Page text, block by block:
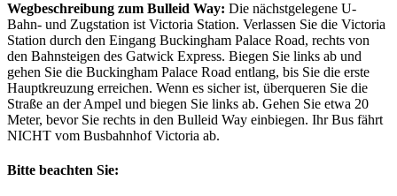
Wegbeschreibung zum Bulleid Way: Die nächstgelegene U-
Bahn- und Zugstation ist Victoria Station. Verlassen Sie die Victoria
Station durch den Eingang Buckingham Palace Road, rechts von
den Bahnsteigen des Gatwick Express. Biegen Sie links ab und
gehen Sie die Buckingham Palace Road entlang, bis Sie die erste
Hauptkreuzung erreichen. Wenn es sicher ist, überqueren Sie die
Straße an der Ampel und biegen Sie links ab. Gehen Sie etwa 20
Meter, bevor Sie rechts in den Bulleid Way einbiegen. Ihr Bus fährt
NICHT vom Busbahnhof Victoria ab.
Bitte beachten Sie: